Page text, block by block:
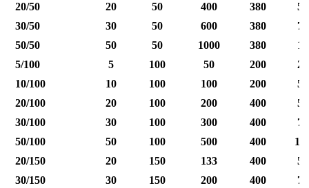
20/50
20 50 400 380
53
30/50
30 50 600 380
79
50/50
50 50 1000 380
12
5/100
5 100 50 200
25
10/100
10 100 100 200
50
20/100
20 100 200 400
50
30/100
30 100 300 400
75
50/100
50 100 500 400
20/150
20 150 133 400
50
30/150
30 150 200 400
75